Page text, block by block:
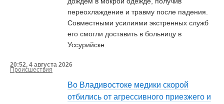
переохлаждение и травму после падения.
Совместными усилиями экстренных служб
его смогли доставить в больницу в
Уссурийске.
20:52, 4 августа 2026
Происшествия
Во Владивостоке медики скорой
отбились от агрессивного приезжего и